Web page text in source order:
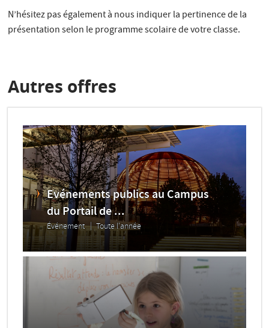
N’hésitez pas également à nous indiquer la pertinence de la
présentation selon le programme scolaire de votre classe.
Autres offres
Evénements publics au Campus
du Portail de ...
Événement Toute l'année